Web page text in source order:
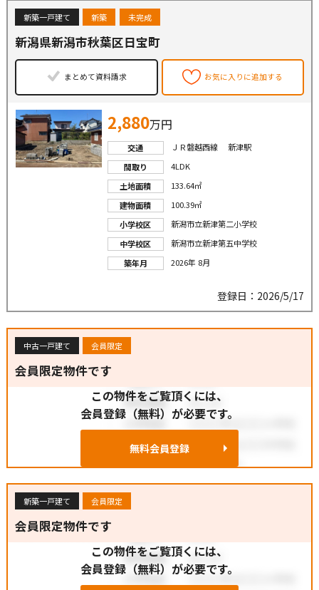
新築一戸建て 新築 未完成
新潟県新潟市秋葉区日宝町
まとめて資料請求 お気に入りに追加する
2,880万円
交通
ＪＲ磐越西線 新津駅
間取り
4LDK
土地面積
133.64㎡
建物面積
100.39㎡
小学校区
新潟市立新津第二小学校
中学校区
新潟市立新津第五中学校
築年月
2026年 8月
登録日：2026/5/17
中古一戸建て 会員限定
会員限定物件です
この物件をご覧頂くには、
会員登録（無料）が必要です。
無料会員登録
新築一戸建て 会員限定
会員限定物件です
この物件をご覧頂くには、
会員登録（無料）が必要です。